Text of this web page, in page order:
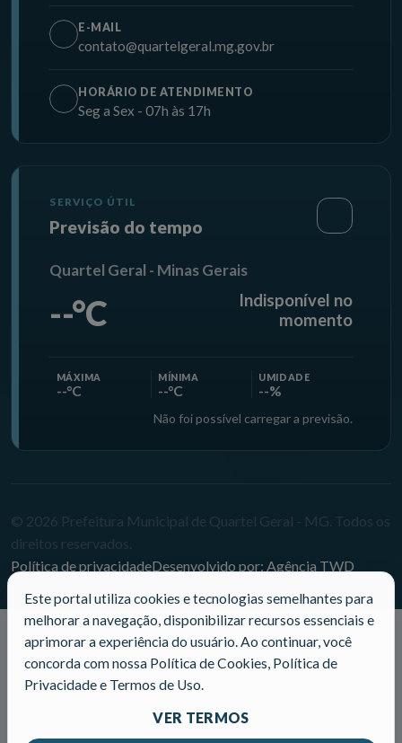
E-MAIL
contato@quartelgeral.mg.gov.br
HORÁRIO DE ATENDIMENTO
Seg a Sex - 07h às 17h
SERVIÇO ÚTIL
Previsão do tempo
Quartel Geral - Minas Gerais
--°C
Indisponível no
momento
MÁXIMA
--°C
MÍNIMA
--°C
UMIDADE
--%
Não foi possível carregar a previsão.
© 2026 Prefeitura Municipal de Quartel Geral - MG. Todos os
direitos reservados.
Política de privacidadeDesenvolvido por: Agência TWD
Este portal utiliza cookies e tecnologias semelhantes para
melhorar a navegação, disponibilizar recursos essenciais e
aprimorar a experiência do usuário. Ao continuar, você
concorda com nossa Política de Cookies, Política de
Privacidade e Termos de Uso.
VER TERMOS